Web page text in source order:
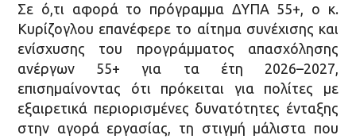
Σε ό,τι αφορά το πρόγραμμα ΔΥΠΑ 55+, ο κ.
Κυρίζογλου επανέφερε το αίτημα συνέχισης και
ενίσχυσης του προγράμματος απασχόλησης
ανέργων 55+ για τα έτη 2026–2027,
επισημαίνοντας ότι πρόκειται για πολίτες με
εξαιρετικά περιορισμένες δυνατότητες ένταξης
στην αγορά εργασίας, τη στιγμή μάλιστα που